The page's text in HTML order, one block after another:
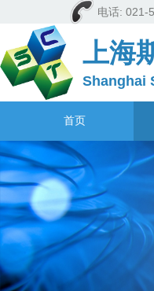
电话:
上海
Shanghai
首页